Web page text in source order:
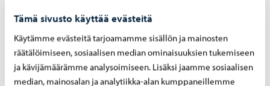
Tämä sivusto käyttää evästeitä
Käytämme evästeitä tarjoamamme sisällön ja mainosten
räätälöimiseen, sosiaalisen median ominaisuuksien tukemiseen
ja kävijämäärämme analysoimiseen. Lisäksi jaamme sosiaalisen
median, mainosalan ja analytiikka-alan kumppaneillemme
The plate model
The plate model helps you put together a good meal.